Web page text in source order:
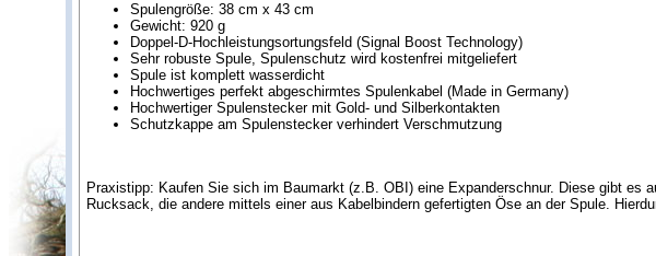
Spulengröße: 38 cm x 43 cm
Gewicht: 920 g
Doppel-D-Hochleistungsortungsfeld (Signal Boost Technology)
Sehr robuste Spule, Spulenschutz wird kostenfrei mitgeliefert
Spule ist komplett wasserdicht
Hochwertiges perfekt abgeschirmtes Spulenkabel (Made in Germany)
Hochwertiger Spulenstecker mit Gold- und Silberkontakten
Schutzkappe am Spulenstecker verhindert Verschmutzung
Praxistipp: Kaufen Sie sich im Baumarkt (z.B. OBI) eine Expanderschnur. Diese gibt
Rucksack, die andere mittels einer aus Kabelbindern gefertigten Öse an der Spule.